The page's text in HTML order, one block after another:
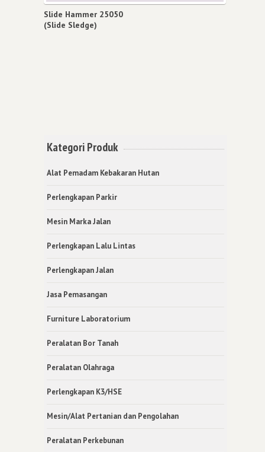
Slide Hammer 25050
(Slide Sledge)
Kategori Produk
Alat Pemadam Kebakaran Hutan
Perlengkapan Parkir
Mesin Marka Jalan
Perlengkapan Lalu Lintas
Perlengkapan Jalan
Jasa Pemasangan
Furniture Laboratorium
Peralatan Bor Tanah
Peralatan Olahraga
Perlengkapan K3/HSE
Mesin/Alat Pertanian dan Pengolahan
Peralatan Perkebunan